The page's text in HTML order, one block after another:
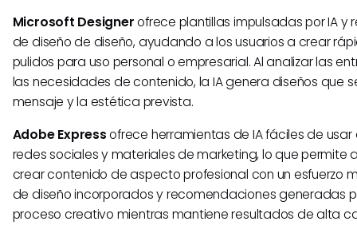
Microsoft Designerofrece plantillas impulsadas por IA y
de diseño de diseño, ayudando a los usuarios a crear
pulidos para uso personal o empresarial. Al analizar las
las necesidades de contenido, la IA genera diseños que
mensaje y la estética prevista.
Adobe Expressofrece herramientas de IA fáciles de
redes sociales y materiales de marketing, lo que permite
crear contenido de aspecto profesional con un esfuerzo
de diseño incorporados y recomendaciones generadas
proceso creativo mientras mantiene resultados de alta